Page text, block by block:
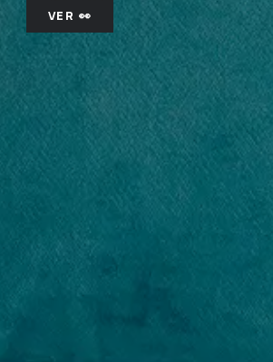
VER 👀